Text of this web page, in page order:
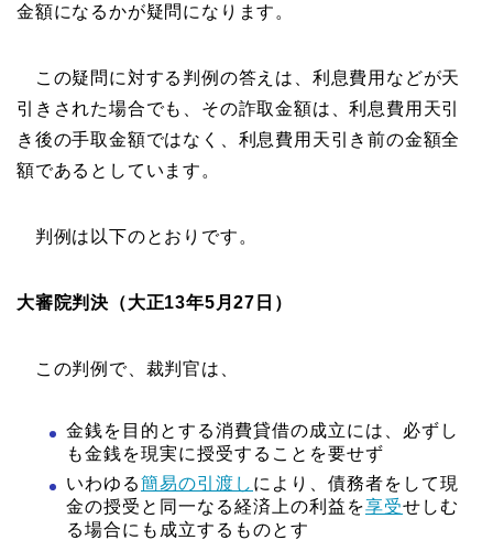
金額になるかが疑問になります。
この疑問に対する判例の答えは、利息費用などが天
引きされた場合でも、その詐取金額は、利息費用天引
き後の手取金額ではなく、利息費用天引き前の金額全
額であるとしています。
判例は以下のとおりです。
大審院判決（大正13年5月27日）
この判例で、裁判官は、
金銭を目的とする消費貸借の成立には、必ずし
も金銭を現実に授受することを要せず
いわゆる簡易の引渡し により、債務者をして現
金の授受と同一なる経済上の利益を享受せしむ
る場合にも成立するものとす